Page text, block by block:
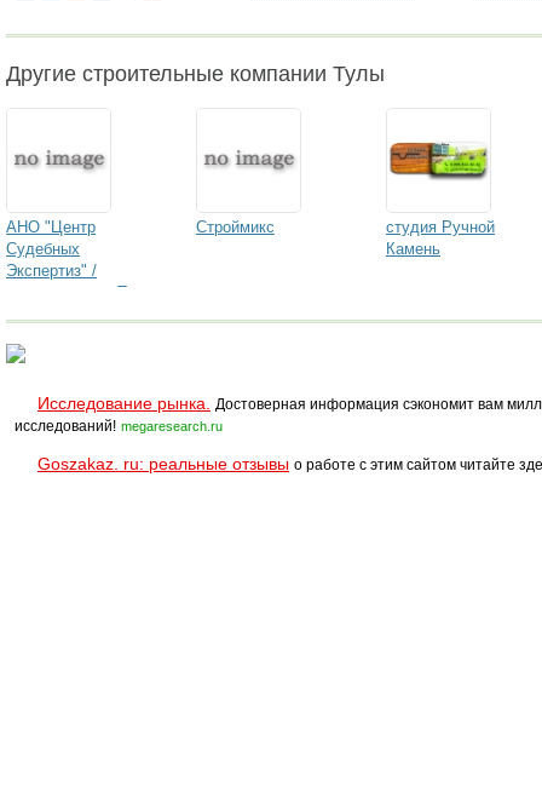
Другие строительные компании Тулы
АНО "Центр
Судебных
Экспертиз" /
лаборатория в Туле /
Строймикс
студия Ручной
Камень
Исследование рынка.
Достоверная информация сэкономит вам
исследований! megaresearch.ru
Goszakaz. ru: реальные отзывы о работе с этим сайтом читайте